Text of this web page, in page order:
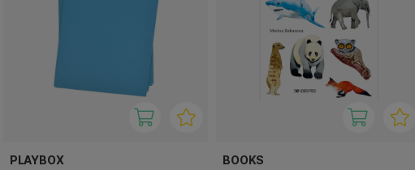
PLAYBOX BOOKS